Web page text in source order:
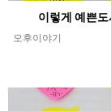
이렇게 예쁜
오후이야기